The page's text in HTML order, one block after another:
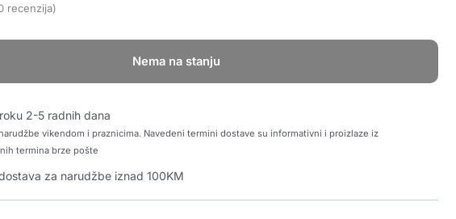
recenzija)
Nema na stanju
2-5 radnih dana
vikendom i praznicima. Navedeni termini dostave su informativni i proizlaze iz
termina brze pošte
za narudžbe iznad 100KM